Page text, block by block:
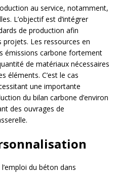
au service, notamment,
L’objectif est d’intégrer
de production afin
projets. Les ressources en
émissions carbone fortement
de matériaux nécessaires
éléments. C’est le cas
une importante
du bilan carbone d’environ
des ouvrages de
du béton dans